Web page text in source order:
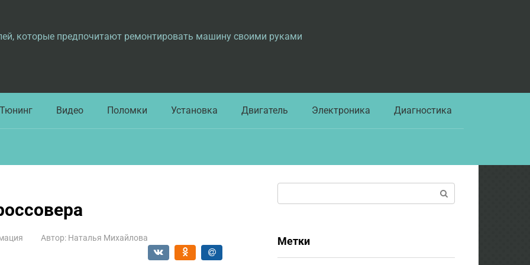
которые предпочитают ремонтировать машину своими руками
Тюнинг Видео Поломки Установка Двигатель Электроника Диагностика
Автор: Наталья Михайлова Метки